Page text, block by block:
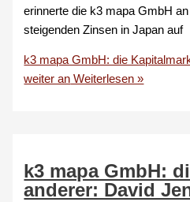
erinnerte die k3 mapa GmbH
steigenden Zinsen in Japan auf
k3 mapa GmbH: die
weiter an Weiterlesen »
k3 mapa GmbH:
anderer: David